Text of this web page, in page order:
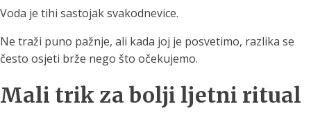
Voda je tihi sastojak svakodnevice.
Ne traži puno pažnje, ali kada joj je posvetimo, razlika se
često osjeti brže nego što očekujemo.
Mali trik za bolji ljetni ritual